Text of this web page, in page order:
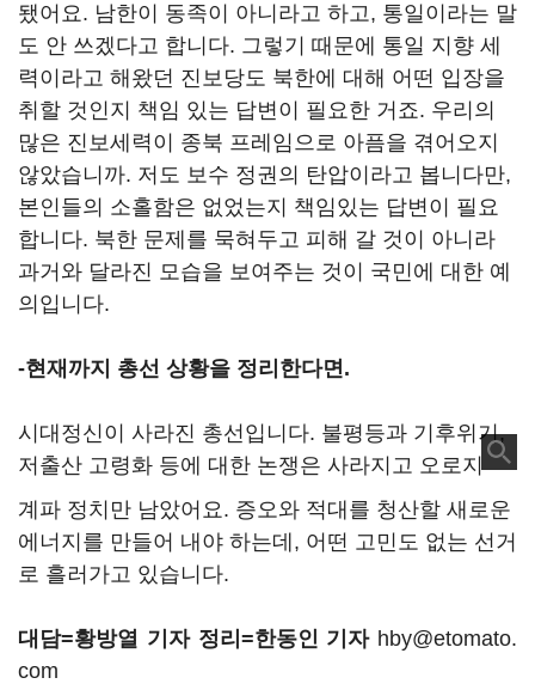
됐어요. 남한이 동족이 아니라고 하고, 통일이라는 말
도 안 쓰겠다고 합니다. 그렇기 때문에 통일 지향 세
력이라고 해왔던 진보당도 북한에 대해 어떤 입장을
취할 것인지 책임 있는 답변이 필요한 거죠. 우리의
많은 진보세력이 종북 프레임으로 아픔을 겪어오지
않았습니까. 저도 보수 정권의 탄압이라고 봅니다만,
본인들의 소홀함은 없었는지 책임있는 답변이 필요
합니다. 북한 문제를 묵혀두고 피해 갈 것이 아니라
과거와 달라진 모습을 보여주는 것이 국민에 대한 예
의입니다.
-현재까지 총선 상황을 정리한다면.
시대정신이 사라진 총선입니다. 불평등과 기후위기,
저출산 고령화 등에 대한 논쟁은 사라지고 오로지
계파 정치만 남았어요. 증오와 적대를 청산할 새로운
에너지를 만들어 내야 하는데, 어떤 고민도 없는 선거
로 흘러가고 있습니다.
대담=황방열 기자 정리=한동인 기자hby@etomato.
com